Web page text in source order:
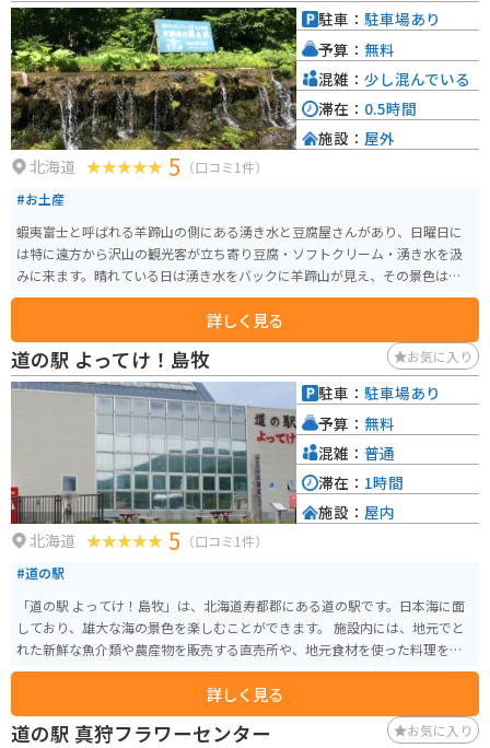
向かうルートは絶景ツーリングコースとして有名です。ただし、天候の変化
が激しい地域なので、防寒対策や雨対策は万全にしておきましょう。また、
ヒグマが出没する可能性もあるので、注意が必要です。 【おすすめポイン
ト】 * オホーツク海と知床連山の絶景 * 新鮮な魚介類を使った料理 * アイヌ
文化に触れることができる * 知床観光の拠点 【周辺情報】 * 知床五湖 * 知床
峠 * オシンコシンの滝 * 知床世界遺産センター
北海道 5 （口コミ1件）
#お土産
蝦夷富士と呼ばれる羊蹄山の側にある湧き水と豆腐屋さんがあり、日曜日に
は特に遠方から沢山の観光客が立ち寄り豆腐・ソフトクリーム・湧き水を汲
みに来ます。晴れている日は湧き水をバックに羊蹄山が見え、その景色は圧
巻です。
詳しく見る
駐車： 駐車場あり
予算： 無料
混雑： 少し混んでいる
滞在： 0.5時間
施設： 屋外
道の駅 よってけ！島牧 お気に入り
北海道 5 （口コミ1件）
#道の駅
「道の駅 よってけ！島牧」は、北海道寿都郡にある道の駅です。日本海に面
しており、雄大な海の景色を楽しむことができます。 施設内には、地元でと
れた新鮮な魚介類や農産物を販売する直売所や、地元食材を使った料理を提
供するレストランがあります。特に、新鮮な海の幸を使った海鮮丼はおすす
周辺には、海岸線沿いを走るシーサイドラインと呼ばれる絶景ルートがあ
り、ツーリングにもおすすめです。 道の駅 よってけ！島牧は、北海道の自然
詳しく見る
駐車： 駐車場あり
予算： 無料
混雑： 普通
滞在： 1時間
施設： 屋内
道の駅 真狩フラワーセンター お気に入り